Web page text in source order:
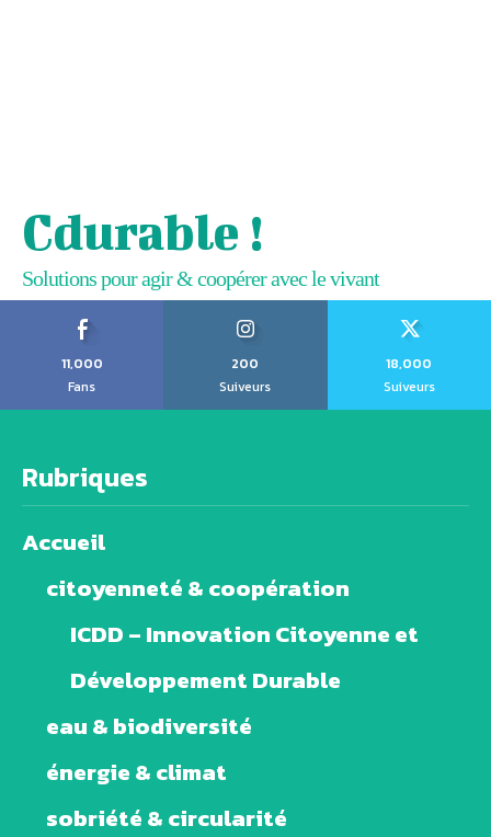
Cdurable !
Solutions pour agir & coopérer avec le vivant
11,000
Fans
200
Suiveurs
18,000
Suiveurs
Rubriques
Accueil
citoyenneté & coopération
ICDD – Innovation Citoyenne et
Développement Durable
eau & biodiversité
énergie & climat
sobriété & circularité